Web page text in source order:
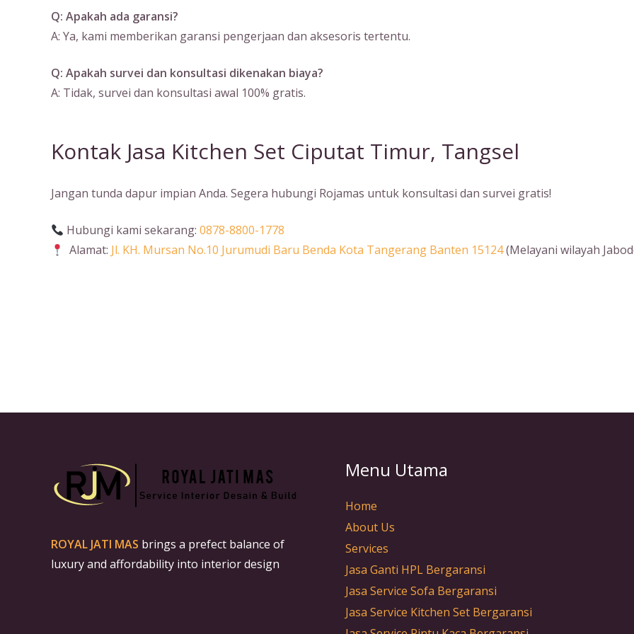
Q: Apakah ada garansi?
A: Ya, kami memberikan garansi pengerjaan dan aksesoris tertentu.
Q: Apakah survei dan konsultasi dikenakan biaya?
A: Tidak, survei dan konsultasi awal 100% gratis.
Kontak Jasa Kitchen Set Ciputat Timur, Tangsel
Jangan tunda dapur impian Anda. Segera hubungi Rojamas untuk konsultasi dan survei gratis!
Hubungi kami sekarang:0878-8800-1778
Alamat: Jl. KH. Mursan No.10 Jurumudi Baru Benda Kota Tangerang Banten 15124(Melayani wilayah
ROYAL JATI MAS brings a prefect balance of
luxury and affordability into interior design
Menu Utama
Home
About Us
Services
Jasa Ganti HPL Bergaransi
Jasa Service Sofa Bergaransi
Jasa Service Kitchen Set Bergaransi